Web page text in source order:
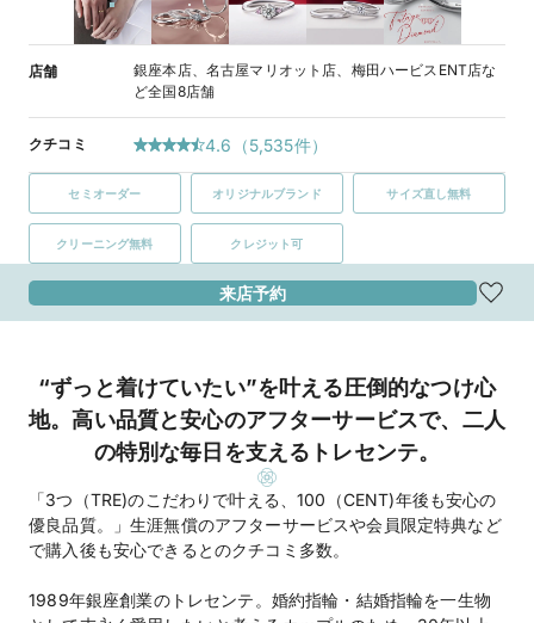
店舗
銀座本店、名古屋マリオット店、梅田ハービスENT店な
ど全国8店舗
クチコミ 4.6 （5,535件）
セミオーダー オリジナルブランド サイズ直し無料
クリーニング無料 クレジット可
来店予約
“ずっと着けていたい”を叶える圧倒的なつけ心
地。高い品質と安心のアフターサービスで、二人
の特別な毎日を支えるトレセンテ。
「3つ（TRE)のこだわりで叶える、100（CENT)年後も安心の
優良品質。」生涯無償のアフターサービスや会員限定特典など
で購入後も安心できるとのクチコミ多数。
1989年銀座創業のトレセンテ。婚約指輪・結婚指輪を一生物